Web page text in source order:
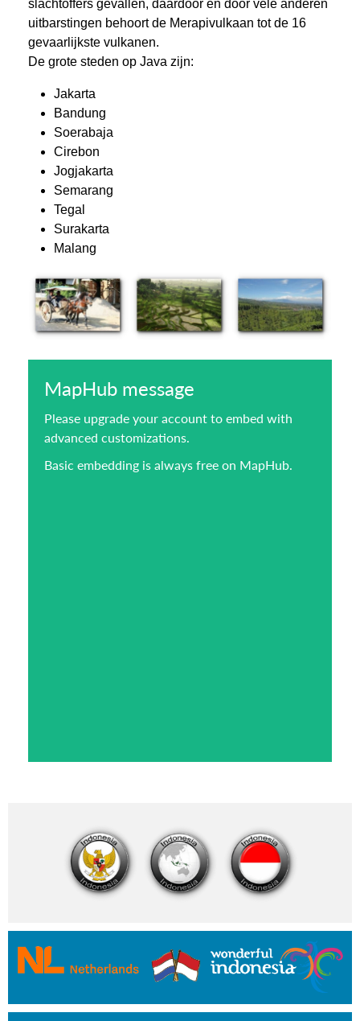
slachtoffers gevallen, daardoor en door vele anderen
uitbarstingen behoort de Merapivulkaan tot de 16
gevaarlijkste vulkanen.
De grote steden op Java zijn:
Jakarta
Bandung
Soerabaja
Cirebon
Jogjakarta
Semarang
Tegal
Surakarta
Malang